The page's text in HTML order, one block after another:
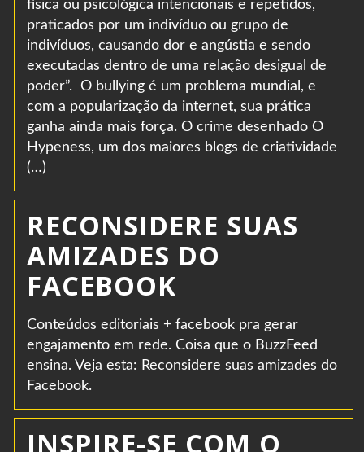
física ou psicológica intencionais e repetidos,
praticados por um indivíduo ou grupo de
indivíduos, causando dor e angústia e sendo
executadas dentro de uma relação desigual de
poder”. O bullying é um problema mundial, e
com a popularização da internet, sua prática
ganha ainda mais força. O crime desenhado O
Hypeness, um dos maiores blogs de criatividade
(…)
RECONSIDERE SUAS
AMIZADES DO
FACEBOOK
Conteúdos editoriais + facebook pra gerar
engajamento em rede. Coisa que o BuzzFeed
ensina. Veja esta: Reconsidere suas amizades do
Facebook.
INSPIRE-SE COM O